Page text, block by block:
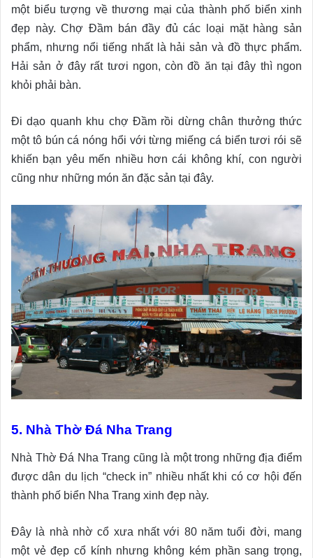
một biểu tượng về thương mại của thành phố biển xinh
đẹp này. Chợ Đầm bán đầy đủ các loại mặt hàng sản
phẩm, nhưng nổi tiếng nhất là hải sản và đồ thực phẩm.
Hải sản ở đây rất tươi ngon, còn đồ ăn tại đây thì ngon
khỏi phải bàn.
Đi dạo quanh khu chợ Đầm rồi dừng chân thưởng thức
một tô bún cá nóng hổi với từng miếng cá biển tươi rói sẽ
khiến bạn yêu mến nhiều hơn cái không khí, con người
cũng như những món ăn đặc sản tại đây.
5. Nhà Thờ Đá Nha Trang
Nhà Thờ Đá Nha Trang cũng là một trong những địa điểm
được dân du lịch “check in” nhiều nhất khi có cơ hội đến
thành phố biển Nha Trang xinh đẹp này.
Đây là nhà nhờ cổ xưa nhất với 80 năm tuổi đời, mang
một vẻ đẹp cổ kính nhưng không kém phần sang trọng,